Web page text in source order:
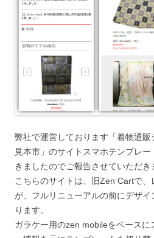
弊社で運営しております「着物通
見本市」のサイトスマホテンプレ
きましたのでご報告させていただき
こちらのサイトは、旧Zen Cartで
が、フルリニューアルの前にデザ
ります。
ガラケー用のzen mobileをベース